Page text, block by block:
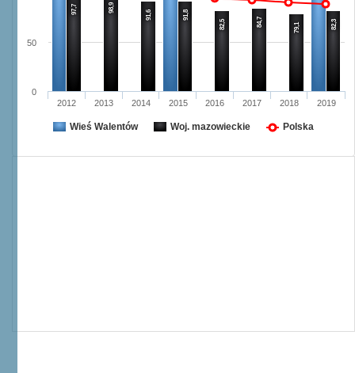
97,7 98,9
91,6
91,8
82,5
84,7 79,1 82,3
2012 2013 2014 2015 2016 2017 2018 2019
0
50
Wieś Walentów Woj. mazowieckie Polska